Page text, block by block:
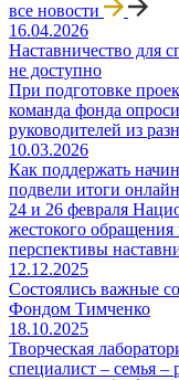
все новости
16.04.2026
Наставничество для
не доступно
При подготовке
команда фонда
руководителей из
10.03.2026
Как поддержать
подвели итоги
24 и 26 февраля
жестокого
перспективы
12.12.2025
Состоялись важные
Фондом Тимченко
18.10.2025
Творческая
специалист – семья –